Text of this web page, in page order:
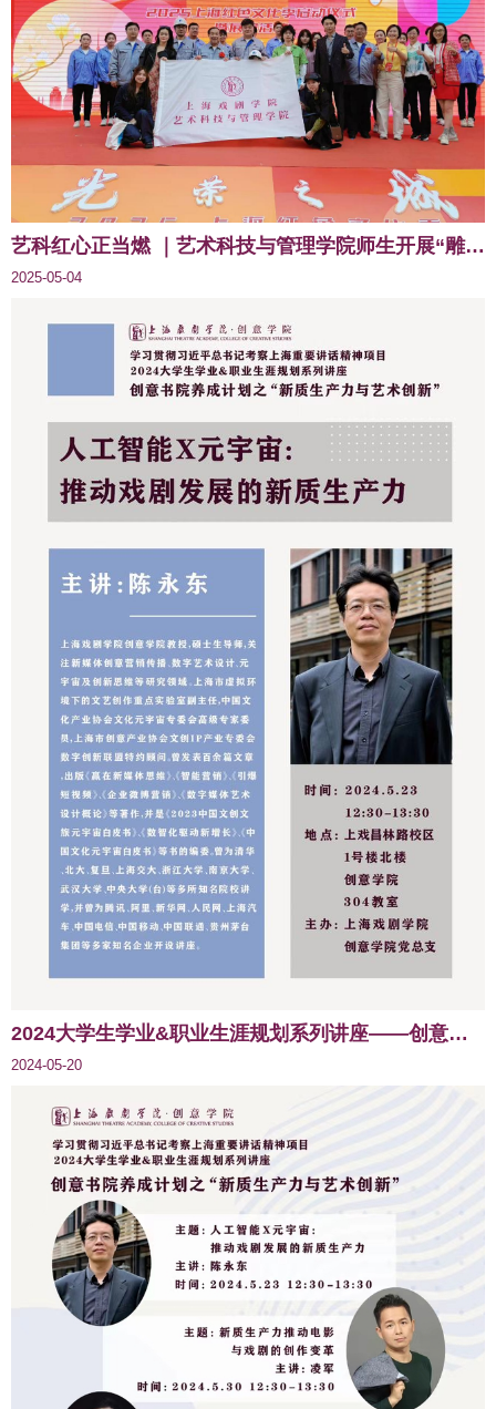
艺科红心正当燃 ｜艺术科技与管理学院师生开展“雕琢岁月 红迹长存”迎五四系列青年活动
2025-05-04
2024大学生学业&职业生涯规划系列讲座——创意书院养成计划之“新质生产力与艺术创新”（第一讲）
2024-05-20